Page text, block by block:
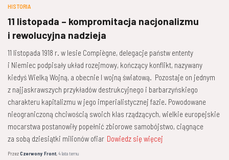
HISTORIA
11 listopada – kompromitacja nacjonalizmu
i rewolucyjna nadzieja
11 listopada 1918 r. w lesie Compiègne, delegacje państw ententy
i Niemiec podpisały układ rozejmowy, kończący konflikt, nazywany
kiedyś Wielką Wojną, a obecnie I wojną światową. Pozostaje on jednym
z najjaskrawszych przykładów destrukcyjnego i barbarzyńskiego
charakteru kapitalizmu w jego imperialistycznej fazie. Powodowane
nieograniczoną chciwością swoich klas rządzących, wielkie europejskie
mocarstwa postanowiły popełnić zbiorowe samobójstwo, ciągnące
za sobą dziesiątki milionów ofiar Dowiedz się więcej
PrzezCzerwony Front,4 latatemu